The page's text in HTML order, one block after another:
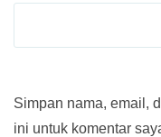
Simpan nama, email,
ini untuk komentar